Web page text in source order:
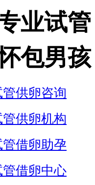
业试管
包男孩
管供卵咨询
管供卵机构
管借卵助孕
管借卵中心